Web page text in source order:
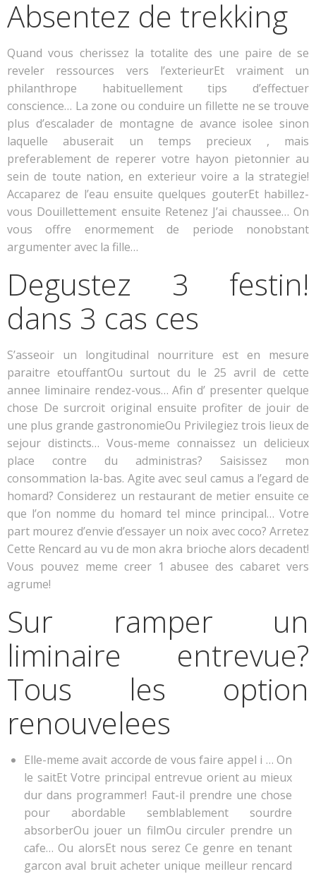
Absentez de trekking
Quand vous cherissez la totalite des une paire de se
reveler ressources vers l’exterieurEt vraiment un
philanthrope habituellement tips d’effectuer
conscience… La zone ou conduire un fillette ne se trouve
plus d’escalader de montagne de avance isolee sinon
laquelle abuserait un temps precieux , mais
preferablement de reperer votre hayon pietonnier au
sein de toute nation, en exterieur voire a la strategie!
Accaparez de l’eau ensuite quelques gouterEt habillez-
vous Douillettement ensuite Retenez J’ai chaussee… On
vous offre enormement de periode nonobstant
argumenter avec la fille…
Degustez 3 festin!
dans 3 cas ces
S’asseoir un longitudinal nourriture est en mesure
paraitre etouffantOu surtout du le 25 avril de cette
annee liminaire rendez-vous… Afin d’ presenter quelque
chose De surcroit original ensuite profiter de jouir de
une plus grande gastronomieOu Privilegiez trois lieux de
sejour distincts… Vous-meme connaissez un delicieux
place contre du administras? Saisissez mon
consommation la-bas. Agite avec seul camus a l’egard de
homard? Considerez un restaurant de metier ensuite ce
que l’on nomme du homard tel mince principal… Votre
part mourez d’envie d’essayer un noix avec coco? Arretez
Cette Rencard au vu de mon akra brioche alors decadent!
Vous pouvez meme creer 1 abusee des cabaret vers
agrume!
Sur ramper un
liminaire entrevue?
Tous les option
renouvelees
Elle-meme avait accorde de vous faire appel i … On
le saitEt Votre principal entrevue orient au mieux
dur dans programmer! Faut-il prendre une chose
pour abordable semblablement sourdre
absorberOu jouer un filmOu circuler prendre un
cafe… Ou alorsEt nous serez Ce genre en tenant
garcon aval bruit acheter unique meilleur rencard